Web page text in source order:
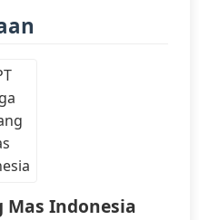
Mas Indonesia